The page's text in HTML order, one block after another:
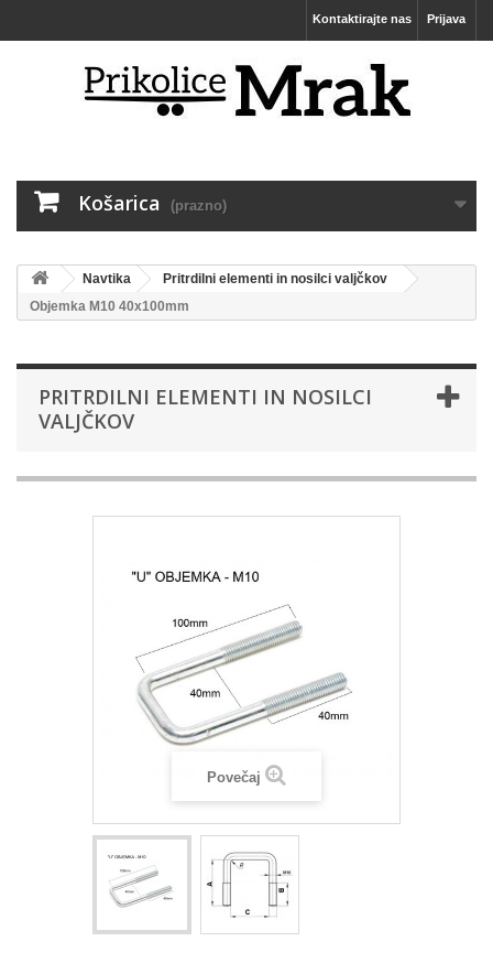
Prijava
Kontaktirajte nas
Košarica (prazno)
Navtika
Pritrdilni elementi in nosilci valjčkov
Objemka M10 40x100mm
PRITRDILNI ELEMENTI IN NOSILCI
VALJČKOV
Povečaj